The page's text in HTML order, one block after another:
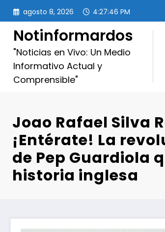
Saltar
contenido
agosto 8, 2026 4:27:47 PM
Notinformardos
"Noticias en Vivo: Un Medio
Informativo Actual y
Comprensible"
Joao Rafael Silva
¡Entérate! La
de Pep Guardiola
historia inglesa